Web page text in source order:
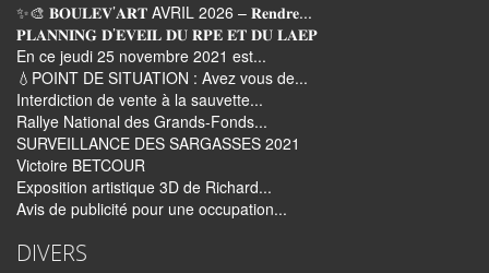
✨🎨 𝐁𝐎𝐔𝐋𝐄𝐕’𝐀𝐑𝐓 AVRIL 2026 – 𝐑𝐞𝐧𝐝𝐫𝐞...
𝐏𝐋𝐀𝐍𝐍𝐈𝐍𝐆 𝐃’𝐄𝐕𝐄𝐈𝐋 𝐃𝐔 𝐑𝐏𝐄 𝐄𝐓 𝐃𝐔 𝐋𝐀𝐄𝐏
En ce jeudi 25 novembre 2021 est...
💧POINT DE SITUATION : Avez vous de...
Interdiction de vente à la sauvette...
Rallye National des Grands-Fonds...
SURVEILLANCE DES SARGASSES 2021
Victoire BETCOUR
Exposition artistique 3D de Richard...
Avis de publicité pour une occupation...
DIVERS